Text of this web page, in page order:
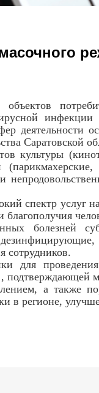
объектов
деятельности
Саратовской
культуры
спектр услуг
болезней
сотрудников.
для
подтверждающей
а также
в регионе,